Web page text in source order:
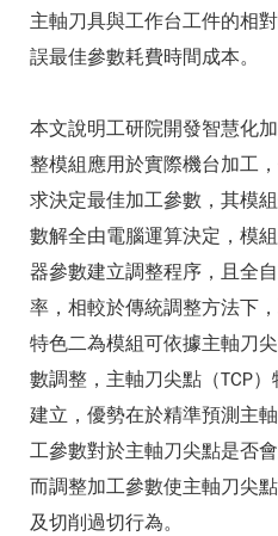
主軸刀具與工作台工件的相
誤最佳參數耗費時間成本。
本文說明工研院開發智慧化
整模組應用於實際機台加工
求決定最佳加工參數，其模
數解全由電腦運算決定，模
器參數建立調整程序，且全
率，相較於傳統調整方法下
特色二為模組可依據主軸刀
數調整，主軸刀尖點（TCP
建立，優勢在於精準預測主
工參數對於主軸刀尖點是否
而調整加工參數使主軸刀尖
及切削過切行為。